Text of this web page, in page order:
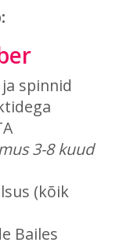
ja spinnid
3-8 kuud
(kõik
Bailes